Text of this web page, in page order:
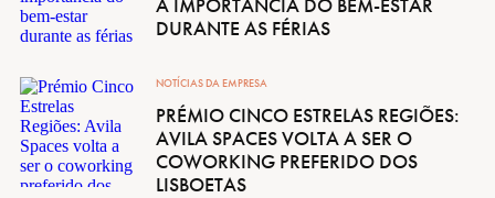
A IMPORTÂNCIA DO BEM-ESTAR
DURANTE AS FÉRIAS
NOTÍCIAS DA EMPRESA
PRÉMIO CINCO ESTRELAS REGIÕES:
AVILA SPACES VOLTA A SER O
COWORKING PREFERIDO DOS
LISBOETAS